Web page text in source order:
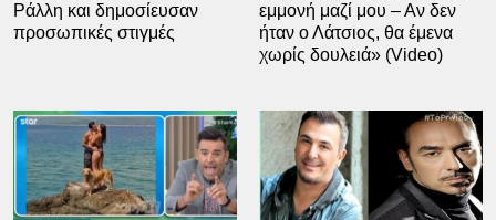
Ράλλη και δημοσίευσαν
προσωπικές στιγμές
εμμονή μαζί μου – Αν δεν
ήταν ο Λάτσιος, θα έμενα
χωρίς δουλειά» (Video)